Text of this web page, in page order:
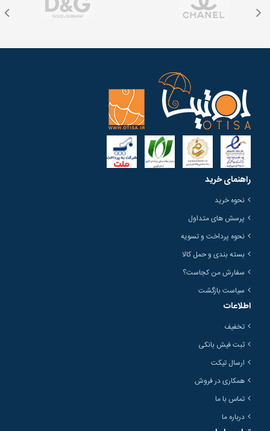
راهنمای خرید
نحوه خرید
پرسش های متداول
نحوه پرداخت و تسویه
بسته بندی و حمل کالا
سفارش من کجاست؟
سیاست بازگشت
اطلاعات
تخفیف
ثبت فیش بانکی
ارسال تیکت
همکاری در فروش
تماس با ما
درباره ما